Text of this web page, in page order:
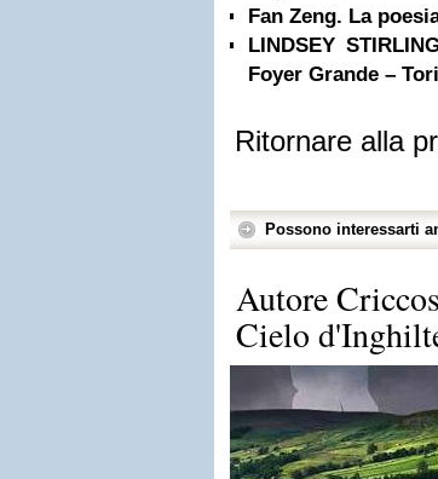
Fan Zeng. La
LINDSEY
Foyer Grande –
Ritornare alla
Possono interessarti
Autore
Cielo